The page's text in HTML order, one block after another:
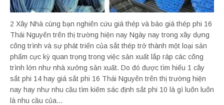
2 Xây Nhà cùng bạn nghiên cứu giá thép và báo giá thép phi 16
Thái Nguyên trên thị trường hiện nay Ngày nay trong xây dựng
công trình và sự phát triển của sắt thép trở thành một loại sản
phẩm cực kỳ quan trọng trong việc sản xuất lắp ráp các công
trình lớn như nhà xưởng sản xuất. Do đó được tìm hiểu 1 cây
sắt phi 14 hay giá sắt phi 16 Thái Nguyên trên thị trường hiện
nay hay như nhu cầu tìm kiếm sác định sắt phi 10 là gì luôn luôn
là nhu cầu của...